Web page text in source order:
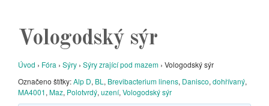
Vologodský sýr
Úvod › Fóra › Sýry › Sýry zrající pod mazem › Vologodský sýr
Označeno štítky:Alp D, BL , Brevibacterium linens, Danisco, dohřívaný,
MA4001, Maz, Polotvrdý, uzení, Vologodský sýr